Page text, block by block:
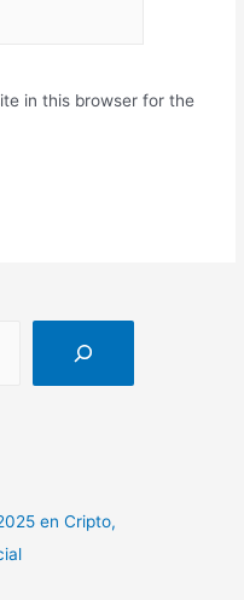
in this browser for the
en Cripto,